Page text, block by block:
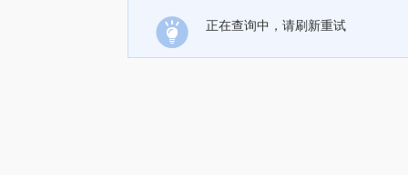
正在查询中，请刷新重试